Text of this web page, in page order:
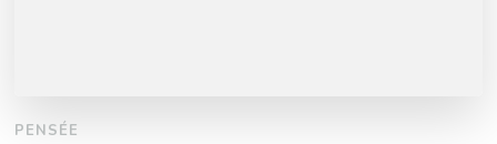
PENSÉE